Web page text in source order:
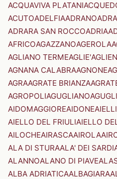
ACQUAVIVA PLATANI
ACUTOADELFIAADRANO
ADRARA SAN ROCCOADRIA
AFRICOAGAZZANOAGEROLA
AGLIANO TERMEAGLIE'
AGNANA CALABRAAGNONE
AGRAAGRATE BRIANZA
AGROPOLIAGUGLIANO
AIDOMAGGIOREAIDONEAIELLI
AIELLO DEL FRIULIAIELLO
AILOCHEAIRASCAAIROLA
ALA DI STURAALA' DEI SARDI
ALANNOALANO DI PIAVE
ALBA ADRIATICAALBAGIARA